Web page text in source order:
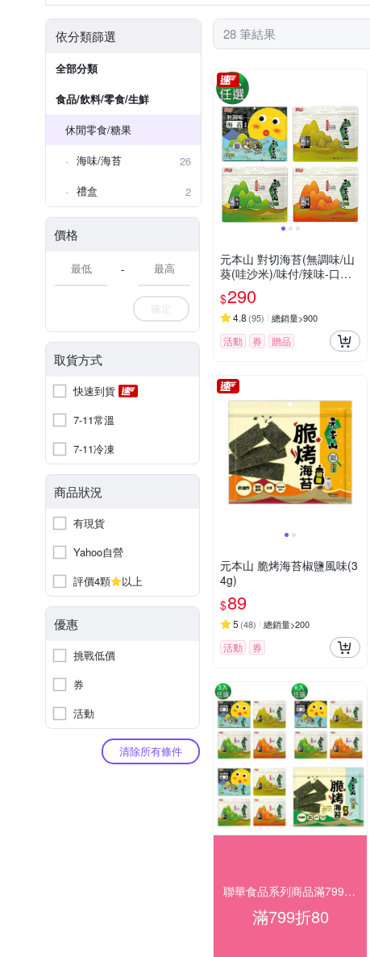
依分類篩選
全部分類
食品/飲料/零食/生鮮
休閒零食/糖果
海味/海苔
26
禮盒
2
價格
-
確定
取貨方式
快速到貨
7-11常溫
7-11冷凍
商品狀況
有現貨
Yahoo自營
評價4顆
以上
優惠
挑戰低價
券
活動
清除所有條件
28 筆結果
元本山 對切海苔(無調味/山
葵(哇沙米)/味付/辣味-口味
任選3包超值組)
$290
4.8 (95) 總銷量>900
活動 券 贈品
元本山 脆烤海苔椒鹽風味(3
4g)
$89
5 (48) 總銷量>200
活動 券
聯華食品系列商品滿799折$80滿額再送
滿799折80